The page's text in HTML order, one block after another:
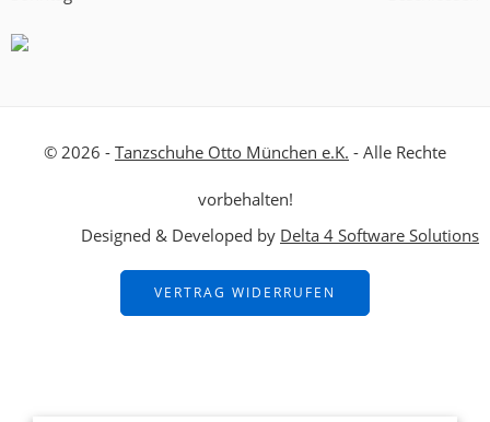
© 2026 - Tanzschuhe Otto München e.K. - Alle Rechte
vorbehalten!
Designed & Developed by Delta 4 Software Solutions
VERTRAG WIDERRUFEN